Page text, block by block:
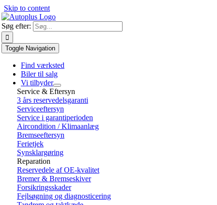
Skip to content
Søg efter:
Toggle Navigation
Find værksted
Biler til salg
Vi tilbyder
Service & Eftersyn
3 års reservedelsgaranti
Serviceeftersyn
Service i garantiperioden
Aircondition / Klimaanlæg
Bremseeftersyn
Ferietjek
Synsklargøring
Reparation
Reservedele af OE-kvalitet
Bremer & Bremseskiver
Forsikringsskader
Fejlsøgning og diagnosticering